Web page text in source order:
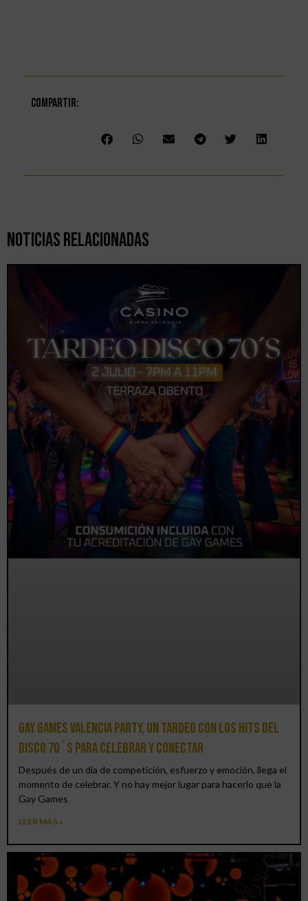
Compartir:
Noticias Relacionadas
Gay Games Valencia Party, un tardeo con los hits del
DISCO 70´S para celebrar y conectar
Después de un día de competición, esfuerzo y emoción, llega el
momento de celebrar. Y no hay mejor lugar para hacerlo que la
Gay Games
LEER MÁS »